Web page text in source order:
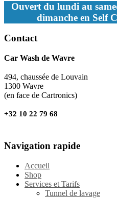
Ouvert du lundi au
dimanche en Self
Contact
Car Wash de Wavre
494, chaussée de Louvain
1300 Wavre
(en face de Cartronics)
+32 10 22 79 68
Navigation rapide
Accueil
Shop
Services et Tarifs
Tunnel de lavage